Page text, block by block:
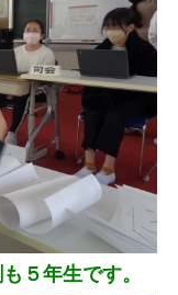
５年生です。